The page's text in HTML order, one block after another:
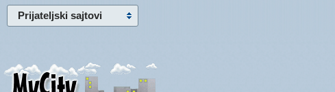
Prijateljski sajtovi